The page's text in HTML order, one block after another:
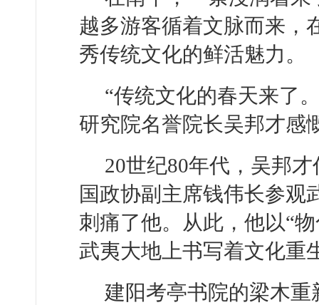
越多游客循着文脉而来，
秀传统文化的鲜活魅力。
“传统文化的春天来了
研究院名誉院长吴邦才感
20世纪80年代，吴邦
国政协副主席钱伟长参观
刺痛了他。从此，他以“
武夷大地上书写着文化重
建阳考亭书院的梁木